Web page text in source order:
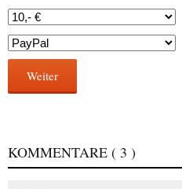
Weiter
KOMMENTARE ( 3 )